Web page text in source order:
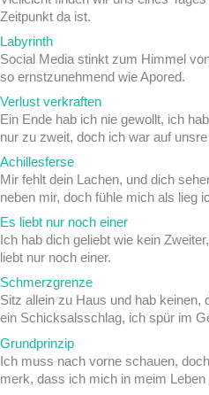
Zeitpunkt da ist.
Labyrinth
Social Media stinkt zum Himmel
so ernstzunehmend wie Apored.
Verlust verkraften
Ein Ende hab ich nie gewollt, ich
nur zu zweit, doch ich war auf
Achillesferse
Mir fehlt dein Lachen, und dich
neben mir, doch fühle mich als lieg
Es liebt nur noch einer
Ich hab dich geliebt wie kein
liebt nur noch einer.
Schmerzgrenze
Sitz allein zu Haus und hab
ein Schicksalsschlag, ich spür im
Grundprinzip
Ich muss nach vorne schauen,
merk, dass ich mich in meim Leben